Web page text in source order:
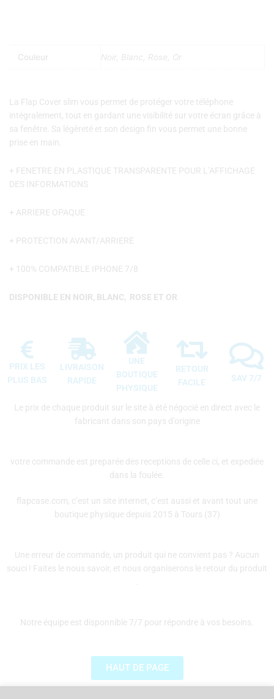
Couleur Noir, Blanc, Rose, Or
La Flap Cover slim vous permet de protéger votre téléphone
intégralement, tout en gardant une visibilité sur votre écran grâce à
sa fenêtre. Sa légèreté et son design fin vous permet une bonne
prise en main.
+ FENETRE EN PLASTIQUE TRANSPARENTE POUR L’AFFICHAGE
DES INFORMATIONS
+ ARRIERE OPAQUE
+ PROTECTION AVANT/ARRIERE
+ 100% COMPATIBLE IPHONE 7/8
DISPONIBLE EN NOIR, BLANC, ROSE ET OR
PRIX LES
PLUS BAS
LIVRAISON
RAPIDE
UNE
BOUTIQUE
PHYSIQUE
RETOUR
FACILE
SAV 7/7
Le prix de chaque produit sur le site à été négocié en direct avec le
fabricant dans son pays d’origine
votre commande est preparée des receptions de celle ci, et expediée
dans la foulée.
flapcase.com, c’est un site internet, c’est aussi et avant tout une
boutique physique depuis 2015 à Tours (37)
Une erreur de commande, un produit qui ne convient pas ? Aucun
souci ! Faites le nous savoir, et nous organiserons le retour du produit
Notre équipe est disponnible 7/7 pour répondre à vos besoins.
HAUT DE PAGE